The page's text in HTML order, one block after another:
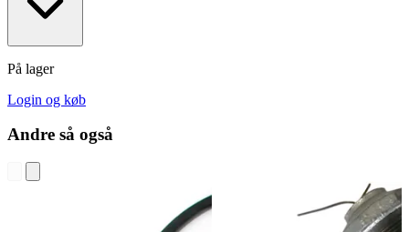
På lager
Login og køb
Andre så også